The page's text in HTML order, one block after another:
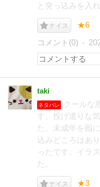
と突っ込みを入
ナイス ★6
コメント(0)
taki
ネタバレ
クールな
す。投げ遣りな
た。未成年を囮
込みどころはあ
ったです。イラ
た。
ナイス ★3